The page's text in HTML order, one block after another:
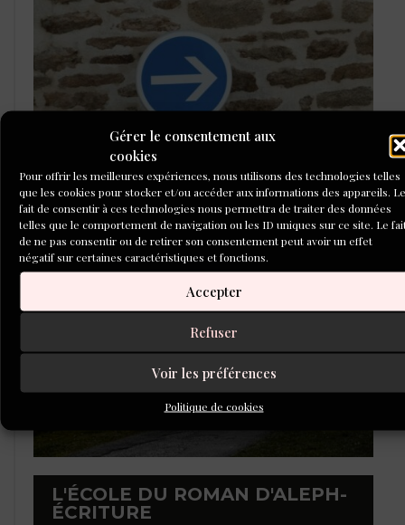
Gérer le consentement aux
cookies
Pour offrir les meilleures expériences, nous utilisons des technologies telles
que les cookies pour stocker et/ou accéder aux informations des appareils. Le
fait de consentir à ces technologies nous permettra de traiter des données
telles que le comportement de navigation ou les ID uniques sur ce site. Le
de ne pas consentir ou de retirer son consentement peut avoir un effet
négatif sur certaines caractéristiques et fonctions.
Accepter
Refuser
Voir les préférences
Politique de cookies
LAURÉATS DU CONCOURS DE
POÉSIE 2026
L'ÉCOLE DU ROMAN D'ALEPH-
ÉCRITURE